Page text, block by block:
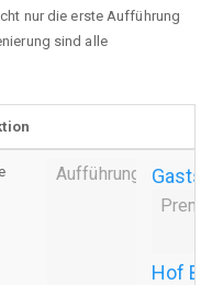
nur die erste Aufführung
sind alle
Aufführung
Hof